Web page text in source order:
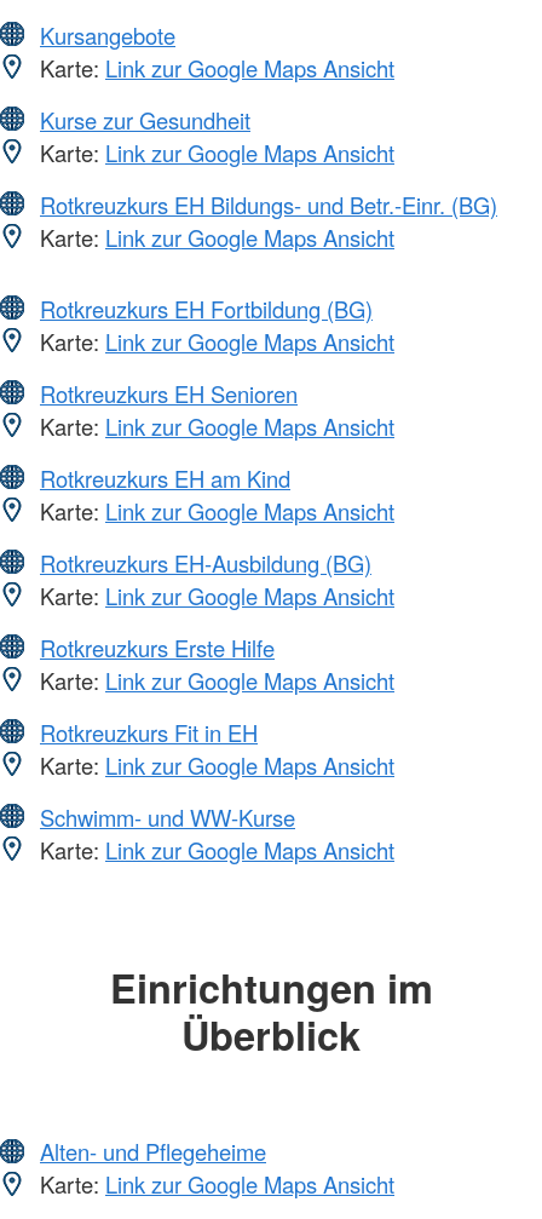
Kursangebote
Karte: Link zur Google Maps Ansicht
Kurse zur Gesundheit
Karte: Link zur Google Maps Ansicht
Rotkreuzkurs EH Bildungs- und Betr.-Einr. (BG)
Karte: Link zur Google Maps Ansicht
Rotkreuzkurs EH Fortbildung (BG)
Karte: Link zur Google Maps Ansicht
Rotkreuzkurs EH Senioren
Karte: Link zur Google Maps Ansicht
Rotkreuzkurs EH am Kind
Karte: Link zur Google Maps Ansicht
Rotkreuzkurs EH-Ausbildung (BG)
Karte: Link zur Google Maps Ansicht
Rotkreuzkurs Erste Hilfe
Karte: Link zur Google Maps Ansicht
Rotkreuzkurs Fit in EH
Karte: Link zur Google Maps Ansicht
Schwimm- und WW-Kurse
Karte: Link zur Google Maps Ansicht
Einrichtungen im
Überblick
Alten- und Pflegeheime
Karte: Link zur Google Maps Ansicht